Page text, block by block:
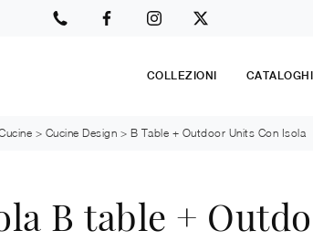
COLLEZIONI CATALOGHI
> Cucine Design > B Table + Outdoor Units Con Isola
B table +